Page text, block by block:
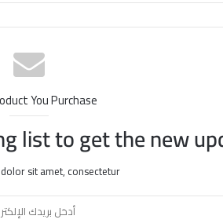
You Purchase
list to get the new
sit amet, consectetur.